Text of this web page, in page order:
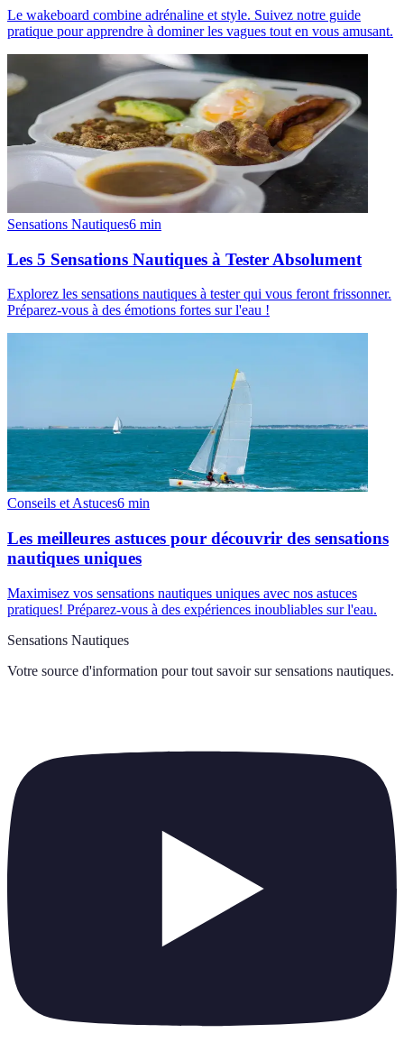
Le wakeboard combine adrénaline et style. Suivez notre guide
pratique pour apprendre à dominer les vagues tout en vous amusant.
Sensations Nautiques6 min
Les 5 Sensations Nautiques à Tester Absolument
Explorez les sensations nautiques à tester qui vous feront frissonner.
Préparez-vous à des émotions fortes sur l'eau !
Conseils et Astuces6 min
Les meilleures astuces pour découvrir des sensations
nautiques uniques
Maximisez vos sensations nautiques uniques avec nos astuces
pratiques! Préparez-vous à des expériences inoubliables sur l'eau.
Sensations Nautiques
Votre source d'information pour tout savoir sur sensations nautiques.